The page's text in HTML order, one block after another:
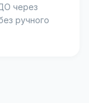
через
ручного